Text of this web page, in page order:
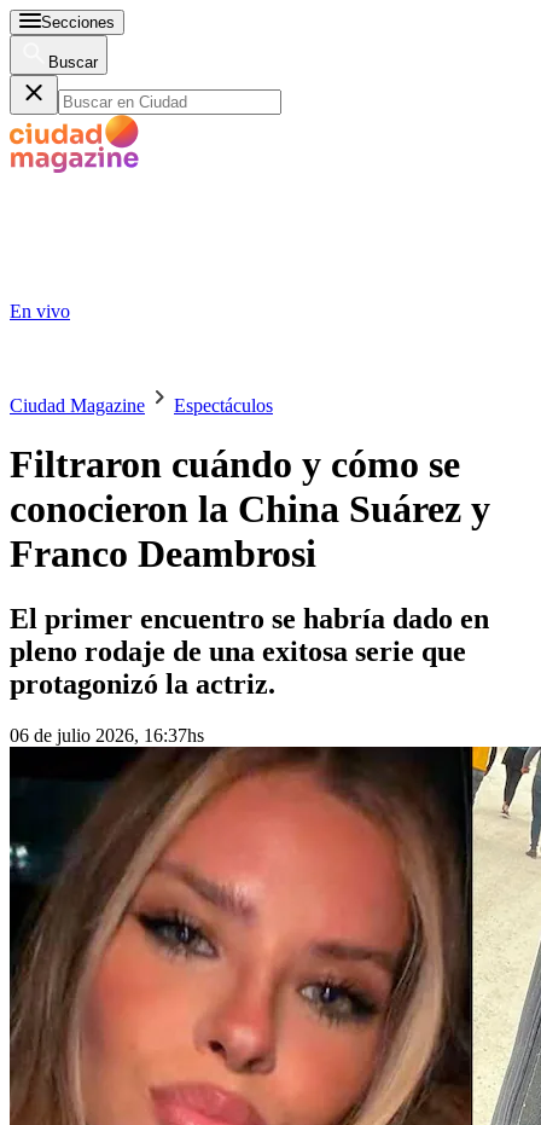
Secciones
Buscar
En vivo
Ciudad Magazine Espectáculos
Filtraron cuándo y cómo se
conocieron la China Suárez y
Franco Deambrosi
El primer encuentro se habría dado en
pleno rodaje de una exitosa serie que
protagonizó la actriz.
06 de julio 2026, 16:37hs